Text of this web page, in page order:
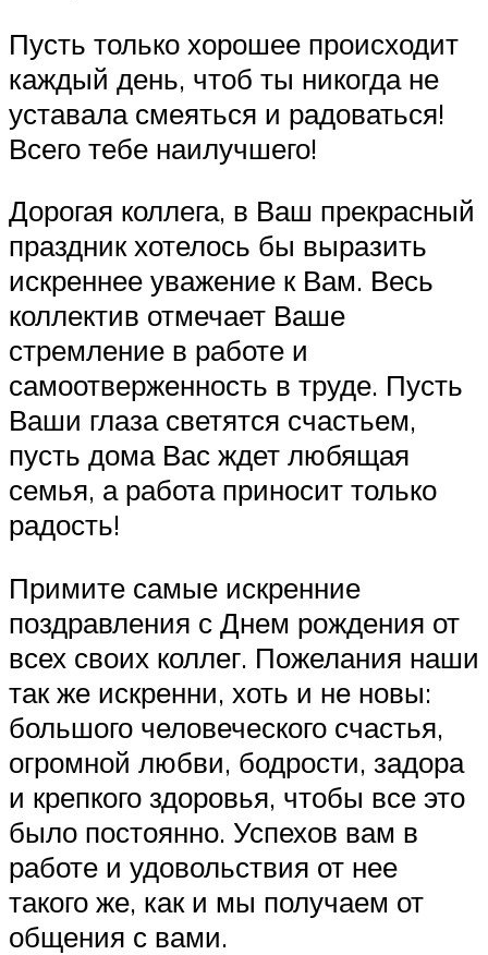
Пусть только хорошее происходит
каждый день, чтоб ты никогда не
уставала смеяться и радоваться!
Всего тебе наилучшего!
Дорогая коллега, в Ваш прекрасный
праздник хотелось бы выразить
искреннее уважение к Вам. Весь
коллектив отмечает Ваше
стремление в работе и
самоотверженность в труде. Пусть
Ваши глаза светятся счастьем,
пусть дома Вас ждет любящая
семья, а работа приносит только
радость!
Примите самые искренние
поздравления с Днем рождения от
всех своих коллег. Пожелания наши
так же искренни, хоть и не новы:
большого человеческого счастья,
огромной любви, бодрости, задора
и крепкого здоровья, чтобы все это
было постоянно. Успехов вам в
работе и удовольствия от нее
такого же, как и мы получаем от
общения с вами.